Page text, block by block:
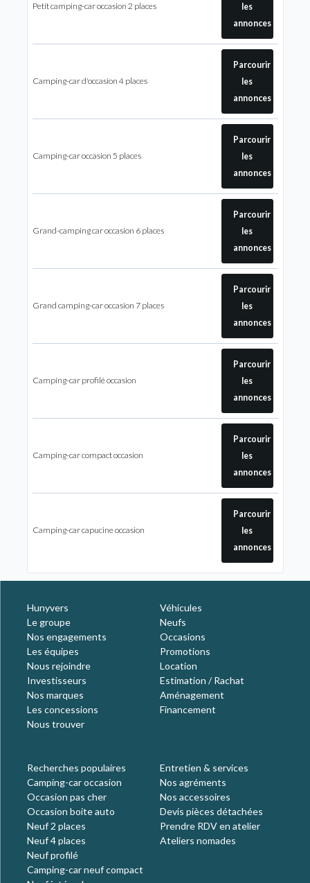
Petit camping-car occasion 2 places
les
annonces
Camping-car d'occasion 4 places
Parcourir
les
annonces
Camping-car occasion 5 places
Parcourir
les
annonces
Grand-camping car occasion 6 places
Parcourir
les
annonces
Grand camping-car occasion 7 places
Parcourir
les
annonces
Camping-car profilé occasion
Parcourir
les
annonces
Camping-car compact occasion
Parcourir
les
annonces
Camping-car capucine occasion
Parcourir
les
annonces
Hunyvers
Le groupe
Nos engagements
Les équipes
Nous rejoindre
Investisseurs
Nos marques
Les concessions
Nous trouver
Véhicules
Neufs
Occasions
Promotions
Location
Estimation / Rachat
Aménagement
Financement
Recherches populaires
Camping-car occasion
Occasion pas cher
Occasion boite auto
Neuf 2 places
Neuf 4 places
Neuf profilé
Camping-car neuf compact
Entretien & services
Nos agréments
Nos accessoires
Devis pièces détachées
Prendre RDV en atelier
Ateliers nomades